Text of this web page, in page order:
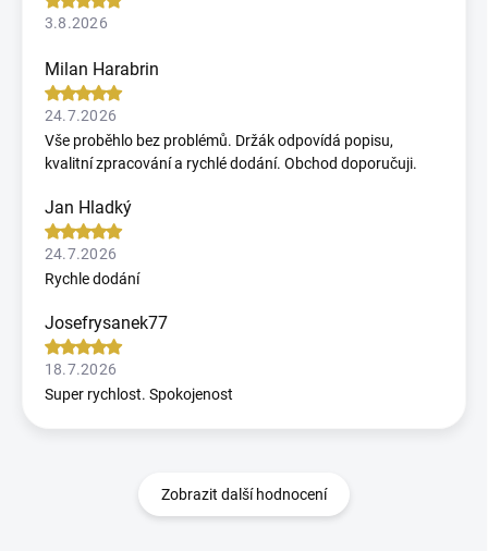
3.8.2026
Milan Harabrin
24.7.2026
Vše proběhlo bez problémů. Držák odpovídá popisu,
kvalitní zpracování a rychlé dodání. Obchod doporučuji.
Jan Hladký
24.7.2026
Rychle dodání
Josefrysanek77
18.7.2026
Super rychlost. Spokojenost
Zobrazit další hodnocení